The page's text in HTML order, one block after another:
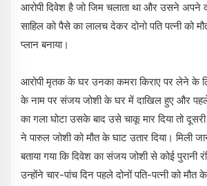
आरोपी दिवेश है जो जिम चलाता था और उसने अपने
साहिल को पैसे का लालच देकर दोनो पति पत्नी को
प्लान बनाया।
आरोपी मृतक के घर उनका कमरा किराए पर लेने के
के नाम पर संजय जोशी के घर में दाखिल हुए और
का गला घोटा उसके बाद उसे चाकू मार दिया तो
ने पारुल जोशी को मौत के घाट उतार दिया। मिली
बताया गया कि दिवेश का संजय जोशी से कोई
उन्होंने चार-पांच दिन पहले दोनों पति-पत्नी को मौत